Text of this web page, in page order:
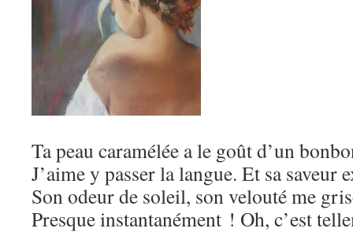
Ta peau caramélée a le goût d’un
J’aime y passer la langue. Et sa saveur
Son odeur de soleil, son velouté me
Presque instantanément ! Oh, c’est